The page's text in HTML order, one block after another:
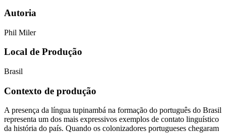
Autoria
Phil Miler
Local de Produção
Brasil
Contexto de produção
A presença da língua tupinambá na formação do português do Brasil
representa um dos mais expressivos exemplos de contato linguístico
da história do país. Quando os colonizadores portugueses chegaram